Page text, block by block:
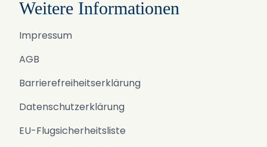
Weitere Informationen
Impressum
AGB
Barrierefreiheitserklärung
Datenschutzerklärung
EU-Flugsicherheitsliste